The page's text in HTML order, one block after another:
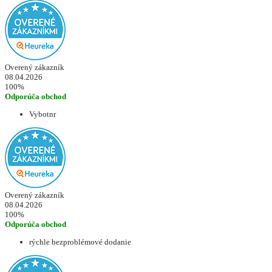
Overený zákazník
08.04.2026
100%
Odporúča obchod
Vybotnr
Overený zákazník
08.04.2026
100%
Odporúča obchod
rýchle bezproblémové dodanie